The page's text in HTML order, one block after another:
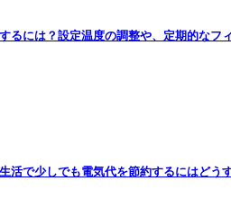
るには？設定温度の調整や、定期的なフ
活で少しでも電気代を節約するにはどう